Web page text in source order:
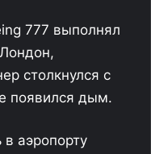
777 выполнял
столкнулся с
появился дым.
аэропорту